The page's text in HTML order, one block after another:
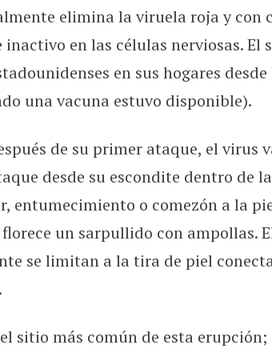
elimina la viruela roja y con
inactivo en las células nerviosas.
en sus hogares
una vacuna estuvo disponible).
de su primer ataque, el virus
desde su escondite dentro de
entumecimiento o comezón a la
un sarpullido con ampollas.
se limitan a la tira de piel
sitio más común de esta